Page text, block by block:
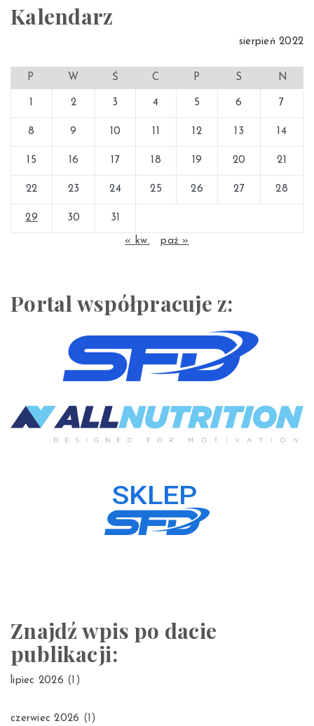
Kalendarz
sierpień 2022
P W Ś C P S N
1 2 3 4 5 6 7
8 9 10 11 12 13 14
15 16 17 18 19 20 21
22 23 24 25 26 27 28
29 30 31
« kw. paź »
Portal współpracuje z:
Znajdź wpis po dacie
publikacji:
lipiec 2026 (1)
czerwiec 2026 (1)